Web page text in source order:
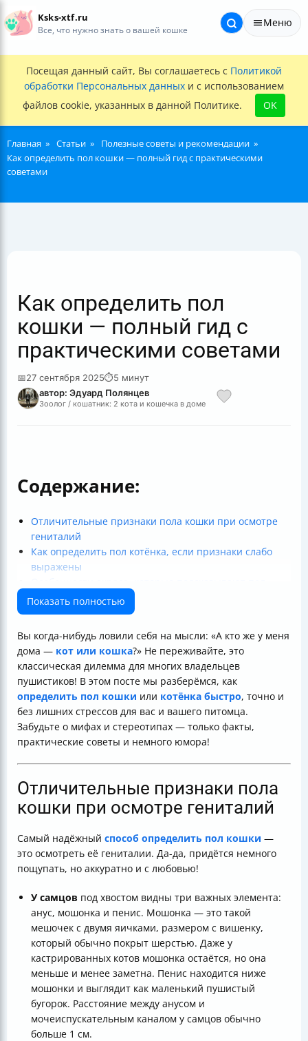
Ksks-xtf.ru
Все, что нужно знать о вашей кошке
Меню
Посещая данный сайт, Вы соглашаетесь с Политикой
обработки Персональных данных и с использованием
файлов cookie, указанных в данной Политике.
OK
Главная Статьи
Полезные советы и рекомендации
Как определить пол кошки — полный гид с практическими
советами
Как определить пол
кошки — полный гид с
практическими советами
📅27 сентября 2025⏱5 минут
автор: Эдуард Полянцев
Зоолог / кошатник: 2 кота и кошечка в доме
Содержание:
Отличительные признаки пола кошки при осмотре
гениталий
Как определить пол котёнка, если признаки слабо
выражены
кошки
Поведение как признак пола — мифы и реальность
Признаки стерилизации и кастрации
Что нельзя использовать для определения пола
Таблица сравнения основных признаков пола кошки
Итог
Полезные ссылки
Показать полностью
Вы когда-нибудь ловили себя на мысли: «А кто же у меня
дома — кот или кошка?» Не переживайте, это
классическая дилемма для многих владельцев
пушистиков! В этом посте мы разберёмся, как
определить пол кошки или котёнка быстро, точно и
без лишних стрессов для вас и вашего питомца.
Забудьте о мифах и стереотипах — только факты,
практические советы и немного юмора!
Отличительные признаки пола
кошки при осмотре гениталий
Самый надёжный способ определить пол кошки —
это осмотреть её гениталии. Да-да, придётся немного
пощупать, но аккуратно и с любовью!
У самцов под хвостом видны три важных элемента:
анус, мошонка и пенис. Мошонка — это такой
мешочек с двумя яичками, размером с вишенку,
который обычно покрыт шерстью. Даже у
кастрированных котов мошонка остаётся, но она
меньше и менее заметна. Пенис находится ниже
мошонки и выглядит как маленький пушистый
бугорок. Расстояние между анусом и
мочеиспускательным каналом у самцов обычно
больше 1 см.